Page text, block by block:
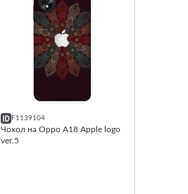
F1139104
Чохол на Oppo A18 Apple logo
ver.5